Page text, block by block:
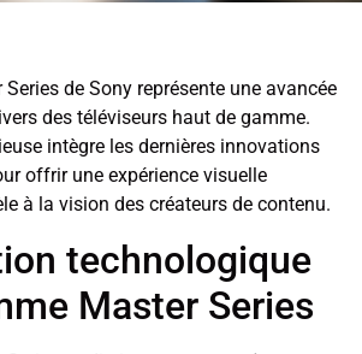
de Sony représente une avancée
des téléviseurs haut de gamme.
intègre les dernières innovations
offrir une expérience visuelle
à la vision des créateurs de contenu.
technologique
Master Series